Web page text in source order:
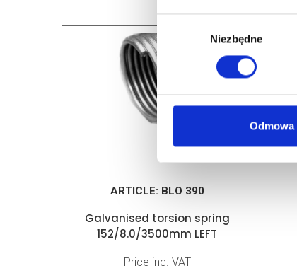
zgody
Niezbędne
Odmowa
ARTICLE: BLO 390
Galvanised torsion spring
152/8.0/3500mm LEFT
Price inc. VAT